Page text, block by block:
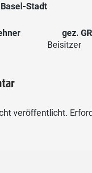
Stadt
gez.
veröffentlicht.